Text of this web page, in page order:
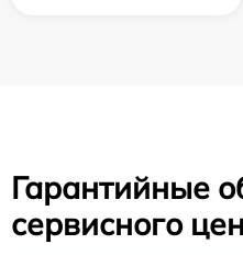
Гарантийные
сервисного